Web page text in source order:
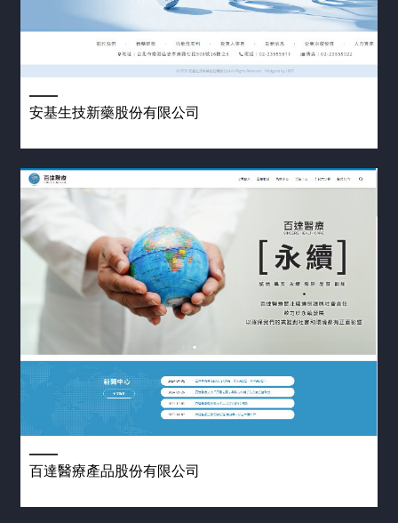
安基生技新藥股份有限公司
百達醫療產品股份有限公司